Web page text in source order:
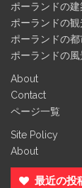
ポーランドの建
ポーランドの観
ポーランドの都
ポーランドの風
About
Contact
ページ一覧
Site Policy
About
最近の投